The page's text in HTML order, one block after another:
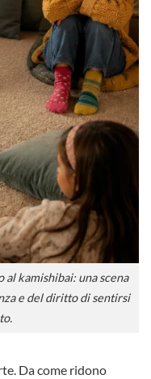
kamishibai: una scena
e del diritto di sentirsi
Da come ridono